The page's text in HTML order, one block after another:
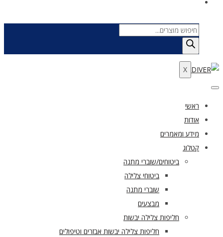
Products
search
X
ראשי
אודות
מידע ומאמרים
קטלוג
ביטוחים/שוברי מתנה
ביטוחי צלילה
שוברי מתנה
מבצעים
חליפות צלילה יבשות
חליפות צלילה יבשות אבזרים וטיפולים